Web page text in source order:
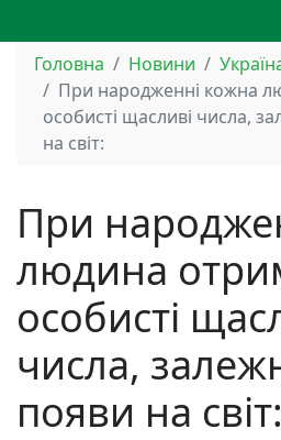
Головна Новини
При народженні кожна
особисті щасливі числа,
на світ:
При
людина
особисті
числа,
появи на світ: